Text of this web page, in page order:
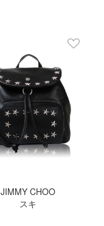
JIMMY CHOO
スキ